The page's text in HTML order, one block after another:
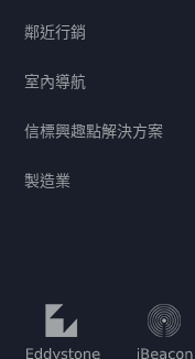
鄰近行銷
室內導航
信標興趣點解決方案
製造業